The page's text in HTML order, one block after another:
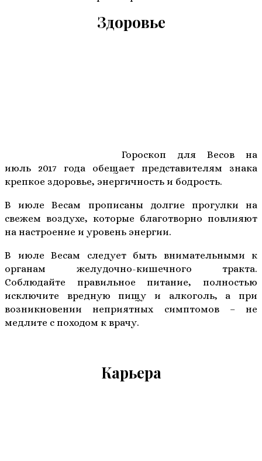
Здоровье
Гороскоп для Весов на
июль 2017 года обещает представителям знака
крепкое здоровье, энергичность и бодрость.
В июле Весам прописаны долгие прогулки на
свежем воздухе, которые благотворно повлияют
на настроение и уровень энергии.
В июле Весам следует быть внимательными к
органам желудочно-кишечного тракта.
Соблюдайте правильное питание, полностью
исключите вредную пищу и алкоголь, а при
возникновении неприятных симптомов – не
медлите с походом к врачу.
Карьера